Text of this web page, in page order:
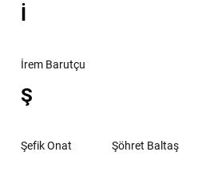
İ
İrem Barutçu
Ş
Şefik Onat Şöhret Baltaş